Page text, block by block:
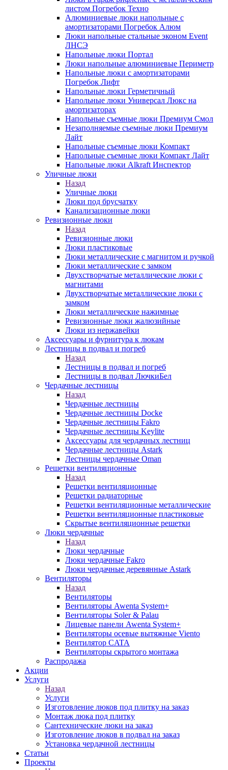
листом Погребок Техно
Алюминиевые люки напольные с
амортизаторами Погребок Алюм
Люки напольные стальные эконом Event
ЛНСЭ
Напольные люки Портал
Люки напольные алюминиевые Периметр
Напольные люки с амортизаторами
Погребок Лифт
Напольные люки Герметичный
Напольные люки Универсал Люкс на
амортизаторах
Напольные съемные люки Премиум Смол
Незаполняемые съемные люки Премиум
Лайт
Напольные съемные люки Компакт
Напольные съемные люки Компакт Лайт
Напольные люки Alkraft Инспектор
Уличные люки
Назад
Уличные люки
Люки под брусчатку
Канализационные люки
Ревизионные люки
Назад
Ревизионные люки
Люки пластиковые
Люки металлические с магнитом и ручкой
Люки металлические с замком
Двухстворчатые металлические люки с
магнитами
Двухстворчатые металлические люки с
замком
Люки металлические нажимные
Ревизионные люки жалюзийные
Люки из нержавейки
Аксессуары и фурнитура к люкам
Лестницы в подвал и погреб
Назад
Лестницы в подвал и погреб
Лестницы в подвал ЛючкиБел
Чердачные лестницы
Назад
Чердачные лестницы
Чердачные лестницы Docke
Чердачные лестницы Fakro
Чердачные лестницы Keylite
Аксессуары для чердачных лестниц
Чердачные лестницы Astark
Лестницы чердачные Oman
Решетки вентиляционные
Назад
Решетки вентиляционные
Решетки радиаторные
Решетки вентиляционные металлические
Решетки вентиляционные пластиковые
Скрытые вентиляционные решетки
Люки чердачные
Назад
Люки чердачные
Люки чердачные Fakro
Люки чердачные деревянные Astark
Вентиляторы
Назад
Вентиляторы
Вентиляторы Awenta System+
Вентиляторы Soler & Palau
Лицевые панели Awenta System+
Вентиляторы осевые вытяжные Viento
Вентилятор CATA
Вентиляторы скрытого монтажа
Распродажа
Акции
Услуги
Назад
Услуги
Изготовление люков под плитку на заказ
Монтаж люка под плитку
Сантехнические люки на заказ
Изготовление люков в подвал на заказ
Установка чердачной лестницы
Статьи
Проекты